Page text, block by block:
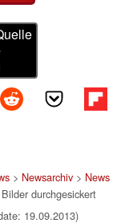
> Newsarchiv> News
durchgesickert
19.09.2013)